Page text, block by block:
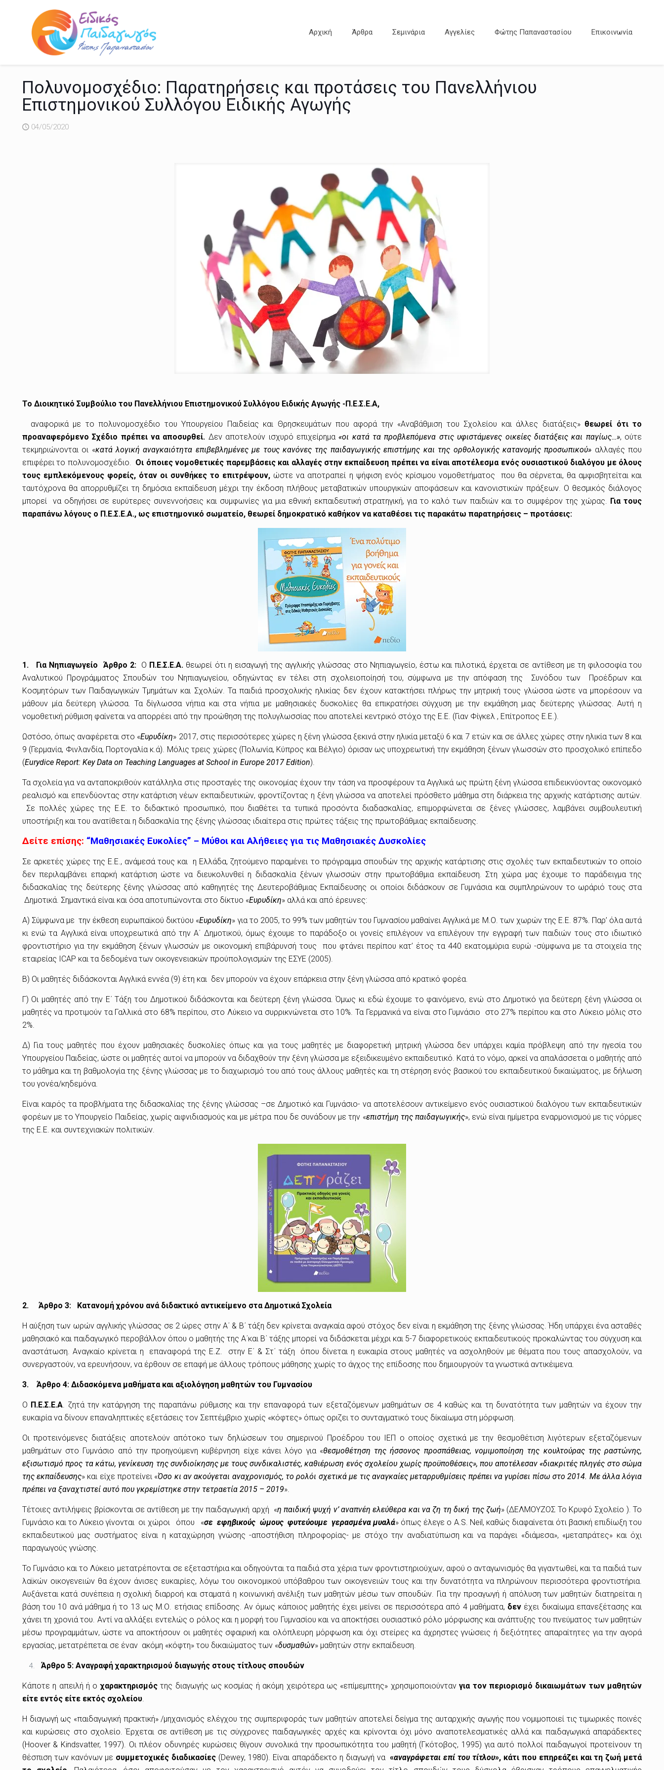
Αρχική Άρθρα Σεμινάρια Αγγελίες Φώτης Παπαναστασίου Επικοινωνία
Πολυνομοσχέδιο: Παρατηρήσεις και προτάσεις του Πανελλήνιου
Επιστημονικού Συλλόγου Ειδικής Αγωγής
04/05/2020
Το Διοικητικό Συμβούλιο του Πανελλήνιου Επιστημονικού Συλλόγου Ειδικής Αγωγής -Π.Ε.Σ.Ε.Α,
αναφορικά με το πολυνομοσχέδιο του Υπουργείου Παιδείας και Θρησκευμάτων που αφορά την «Αναβάθμιση του Σχολείου και άλλες διατάξεις» θεωρεί ότι το
προαναφερόμενο Σχέδιο πρέπει να αποσυρθεί. Δεν αποτελούν ισχυρό επιχείρημα «οι κατά τα προβλεπόμενα στις υφιστάμενες οικείες διατάξεις και παγίως…», ούτε
τεκμηριώνονται οι «κατά λογική αναγκαιότητα επιβεβλημένες με τους κανόνες της παιδαγωγικής επιστήμης και της ορθολογικής κατανομής προσωπικού» αλλαγές που
επιφέρει το πολυνομοσχέδιο. Οι όποιες νομοθετικές παρεμβάσεις και αλλαγές στην εκπαίδευση πρέπει να είναι αποτέλεσμα ενός ουσιαστικού διαλόγου με όλους
τους εμπλεκόμενους φορείς, όταν οι συνθήκες το επιτρέψουν, ώστε να αποτραπεί η ψήφιση ενός κρίσιμου νομοθετήματος που θα σέρνεται, θα αμφισβητείται και
ταυτόχρονα θα απορρυθμίζει τη δημόσια εκπαίδευση μέχρι την έκδοση πλήθους μεταβατικών υπουργικών αποφάσεων και κανονιστικών πράξεων. Ο θεσμικός διάλογος
μπορεί να οδηγήσει σε ευρύτερες συνεννοήσεις και συμφωνίες για μια εθνική εκπαιδευτική στρατηγική, για το καλό των παιδιών και το συμφέρον της χώρας. Για τους
παραπάνω λόγους ο Π.Ε.Σ.Ε.Α., ως επιστημονικό σωματείο, θεωρεί δημοκρατικό καθήκον να καταθέσει τις παρακάτω παρατηρήσεις – προτάσεις:
1. Για Νηπιαγωγείο Άρθρο 2: Ο Π.Ε.Σ.Ε.Α. θεωρεί ότι η εισαγωγή της αγγλικής γλώσσας στο Νηπιαγωγείο, έστω και πιλοτικά, έρχεται σε αντίθεση με τη φιλοσοφία του
Αναλυτικού Προγράμματος Σπουδών του Νηπιαγωγείου, οδηγώντας εν τέλει στη σχολειοποίησή του, σύμφωνα με την απόφαση της Συνόδου των Προέδρων και
Κοσμητόρων των Παιδαγωγικών Τμημάτων και Σχολών. Τα παιδιά προσχολικής ηλικίας δεν έχουν κατακτήσει πλήρως την μητρική τους γλώσσα ώστε να μπορέσουν να
μάθουν μία δεύτερη γλώσσα. Τα δίγλωσσα νήπια και στα νήπια με μαθησιακές δυσκολίες θα επικρατήσει σύγχυση με την εκμάθηση μιας δεύτερης γλώσσας. Αυτή η
νομοθετική ρύθμιση φαίνεται να απορρέει από την προώθηση της πολυγλωσσίας που αποτελεί κεντρικό στόχο της Ε.Ε. (Γιαν Φίγκελ , Επίτροπος Ε.Ε.).
Ωστόσο, όπως αναφέρεται στο «Ευρυδίκη» 2017, στις περισσότερες χώρες η ξένη γλώσσα ξεκινά στην ηλικία μεταξύ 6 και 7 ετών και σε άλλες χώρες στην ηλικία των 8 και
9 (Γερμανία, Φινλανδία, Πορτογαλία κ.ά). Μόλις τρεις χώρες (Πολωνία, Κύπρος και Βέλγιο) όρισαν ως υποχρεωτική την εκμάθηση ξένων γλωσσών στο προσχολικό επίπεδο
(Eurydice Report: Key Data on Teaching Languages at School in Europe2017 Edition).
Τα σχολεία για να ανταποκριθούν κατάλληλα στις προσταγές της οικονομίας έχουν την τάση να προσφέρουν τα Αγγλικά ως πρώτη ξένη γλώσσα επιδεικνύοντας οικονομικό
ρεαλισμό και επενδύοντας στην κατάρτιση νέων εκπαιδευτικών, φροντίζοντας η ξένη γλώσσα να αποτελεί πρόσθετο μάθημα στη διάρκεια της αρχικής κατάρτισης αυτών.
Σε πολλές χώρες της Ε.Ε. το διδακτικό προσωπικό, που διαθέτει τα τυπικά προσόντα διαδασκαλίας, επιμορφώνεται σε ξένες γλώσσες, λαμβάνει συμβουλευτική
υποστήριξη και του ανατίθεται η διδασκαλία της ξένης γλώσσας ιδιαίτερα στις πρώτες τάξεις της πρωτοβάθμιας εκπαίδευσης.
Δείτε επίσης: “Μαθησιακές Ευκολίες” – Μύθοι και Αλήθειες για τις Μαθησιακές Δυσκολίες
Σε αρκετές χώρες της Ε.Ε., ανάμεσά τους και η Ελλάδα, ζητούμενο παραμένει το πρόγραμμα σπουδών της αρχικής κατάρτισης στις σχολές των εκπαιδευτικών το οποίο
δεν περιλαμβάνει επαρκή κατάρτιση ώστε να διευκολυνθεί η διδασκαλία ξένων γλωσσών στην πρωτοβάθμια εκπαίδευση. Στη χώρα μας έχουμε το παράδειγμα της
διδασκαλίας της δεύτερης ξένης γλώσσας από καθηγητές της Δευτεροβάθμιας Εκπαίδευσης οι οποίοι διδάσκουν σε Γυμνάσια και συμπληρώνουν το ωράριό τους στα
Δημοτικά. Σημαντικά είναι και όσα αποτυπώνονται στο δίκτυο «Ευρυδίκη» αλλά και από έρευνες:
Α) Σύμφωνα με την έκθεση ευρωπαϊκού δικτύου «Ευρυδίκη» για το 2005, το 99% των μαθητών του Γυμνασίου μαθαίνει Αγγλικά με Μ.Ο. των χωρών της Ε.Ε. 87%. Παρ’ όλα αυτά
κι ενώ τα Αγγλικά είναι υποχρεωτικά από την Α΄ Δημοτικού, όμως έχουμε το παράδοξο οι γονείς επιλέγουν να επιλέγουν την εγγραφή των παιδιών τους στο ιδιωτικό
φροντιστήριο για την εκμάθηση ξένων γλωσσών με οικονομική επιβάρυνσή τους που φτάνει περίπου κατ’ έτος τα 440 εκατομμύρια ευρώ -σύμφωνα με τα στοιχεία της
εταιρείας ICAP και τα δεδομένα των οικογενειακών προύπολογισμών της ΕΣΥΕ (2005).
Β) Οι μαθητές διδάσκονται Αγγλικά εννέα (9) έτη και δεν μπορούν να έχουν επάρκεια στην ξένη γλώσσα από κρατικό φορέα.
Γ) Οι μαθητές από την Ε΄ Τάξη του Δημοτικού διδάσκονται και δεύτερη ξένη γλώσσα. Όμως κι εδώ έχουμε το φαινόμενο, ενώ στο Δημοτικό για δεύτερη ξένη γλώσσα οι
μαθητές να προτιμούν τα Γαλλικά στο 68% περίπου, στο Λύκειο να συρρικνώνεται στο 10%. Τα Γερμανικά να είναι στο Γυμνάσιο στο 27% περίπου και στο Λύκειο μόλις στο
2%.
Δ) Για τους μαθητές που έχουν μαθησιακές δυσκολίες όπως και για τους μαθητές με διαφορετική μητρική γλώσσα δεν υπάρχει καμία πρόβλεψη από την ηγεσία του
Υπουργείου Παιδείας, ώστε οι μαθητές αυτοί να μπορούν να διδαχθούν την ξένη γλώσσα με εξειδικευμένο εκπαιδευτικό. Κατά το νόμο, αρκεί να απαλάσσεται ο μαθητής από
το μάθημα και τη βαθμολογία της ξένης γλώσσας με το διαχωρισμό του από τους άλλους μαθητές και τη στέρηση ενός βασικού του εκπαιδευτικού δικαιώματος, με δήλωση
του γονέα/κηδεμόνα.
Είναι καιρός τα προβλήματα της διδασκαλίας της ξένης γλώσσας –σε Δημοτικό και Γυμνάσιο- να αποτελέσουν αντικείμενο ενός ουσιαστικού διαλόγου των εκπαιδευτικών
φορέων με το Υπουργείο Παιδείας, χωρίς αιφνιδιασμούς και με μέτρα που δε συνάδουν με την «επιστήμη της παιδαγωγικής», ενώ είναι ημίμετρα εναρμονισμού με τις νόρμες
της Ε.Ε. και συντεχνιακών πολιτικών.
2. Άρθρο 3: Κατανομή χρόνου ανά διδακτικό αντικείμενο στα Δημοτικά Σχολεία
Η αύξηση των ωρών αγγλικής γλώσσας σε 2 ώρες στην Α΄ & Β΄ τάξη δεν κρίνεται αναγκαία αφού στόχος δεν είναι η εκμάθηση της ξένης γλώσσας. Ήδη υπάρχει ένα ασταθές
μαθησιακό και παιδαγωγικό περοβάλλον όπου ο μαθητής της Α΄και Β΄ τάξης μπορεί να διδάσκεται μέχρι και 5-7 διαφορετικούς εκπαιδευτικούς προκαλώντας του σύγχυση και
αναστάτωση. Αναγκαίο κρίνεται η επαναφορά της Ε.Ζ. στην Ε΄ & Στ΄ τάξη όπου δίνεται η ευκαιρία στους μαθητές να ασχοληθούν με θέματα που τους απασχολούν, να
συνεργαστούν, να ερευνήσουν, να έρθουν σε επαφή με άλλους τρόπους μάθησης χωρίς το άγχος της επίδοσης που δημιουργούν τα γνωστικά αντικέιμενα.
3. Άρθρο 4:Διδασκόμενα μαθήματα και αξιολόγηση μαθητών του Γυμνασίου
Ο Π.Ε.Σ.Ε.Α. ζητά την κατάργηση της παραπάνω ρύθμισης και την επαναφορά των εξεταζόμενων μαθημάτων σε 4 καθώς και τη δυνατότητα των μαθητών να έχουν την
ευκαιρία να δίνουν επαναληπτικές εξετάσεις τον Σεπτέμβριο χωρίς «κόφτες» όπως οριζει το συνταγματικό τους δίκαίωμα στη μόρφωση.
Οι προτεινόμενες διατάξεις αποτελούν απότοκο των δηλώσεων του σημερινού Προέδρου του ΙΕΠ ο οποίος σχετικά με την θεσμοθέτιση λιγότερων εξεταζόμενων
μαθημάτων στο Γυμνάσιο από την προηγούμενη κυβέρνηση είχε κάνει λόγο για «θεσμοθέτηση της ήσσονος προσπάθειας, νομιμοποίηση της κουλτούρας της ραστώνης,
εξισωτισμό προς τα κάτω, γενίκευση της συνδιοίκησης με τους συνδικαλιστές, καθιέρωση ενός σχολείου χωρίς προϋποθέσεις», που αποτέλεσαν «διακριτές πληγές στο σώμα
της εκπαίδευσης» και είχε προτείνει «Όσο κι αν ακούγεται αναχρονισμός, το ρολόι σχετικά με τις αναγκαίες μεταρρυθμίσεις πρέπει να γυρίσει πίσω στο 2014. Με άλλα λόγια
πρέπει να ξαναχτιστεί αυτό που γκρεμίστηκε στην τετραετία 2015 – 2019».
Τέτοιες αντιλήψεις βρίσκονται σε αντίθεση με την παιδαγωγική αρχή «η παιδική ψυχή ν’ αναπνέη ελεύθερα και να ζη τη δική της ζωή» (ΔΕΛΜΟΥΖΟΣ Το Κρυφό Σχολείο ). Το
Γυμνάσιο και το Λύκειο γίνονται οι χώροι όπου «σε εφηβικούς ώµους φυτεύουμεγερασµένα µυαλά» όπως έλεγε ο A.S. Neil, καθώς διαφαίνεται ότι βασική επιδίωξη του
εκπαιδευτικού µας συστήµατος είναι η καταχώρηση γνώσης -αποστήθιση πληροφορίας- µε στόχο την αναδιατύπωση και να παράγει «διάµεσα», «µεταπράτες» και όχι
παραγωγούς γνώσης.
Το Γυμνάσιο και το Λύκειο μετατρέπονται σε εξεταστήρια και οδηγούνται τα παιδιά στα χέρια των φροντιστηριούχων, αφού ο ανταγωνισμός θα γιγαντωθεί, και τα παιδιά των
λαϊκών οικογενειών θα έχουν άνισες ευκαιρίες, λόγω του οικονομικού υπόβαθρου των οικογενειών τους και την δυνατότητα να πληρώνουν περισσότερα φροντιστήρια.
Αυξάνεται κατά συνέπεια η σχολική διαρροή και σταματά η κοινωνική ανέλιξη των μαθητών μέσω των σπουδών. Για την προαγωγή ή απόλυση των μαθητών διατηρείται η
βάση του 10 ανά μάθημα ή το 13 ως Μ.Ο. ετήσιας επίδοσης. Αν όμως κάποιος μαθητής έχει μείνει σε περισσότερα από 4 μαθήματα, δεν έχει δικαίωμα επανεξέτασης και
χάνει τη χρονιά του. Αντί να αλλάξει εντελώς ο ρόλος και η μορφή του Γυμνασίου και να αποκτήσει ουσιαστικό ρόλο μόρφωσης και ανάπτυξης του πνεύματος των μαθητών
μέσω προγραμμάτων, ώστε να αποκτήσουν οι μαθητές σφαιρική και ολόπλευρη μόρφωση και όχι στείρες κα άχρηστες γνώσεις ή δεξιότητες απαραίτητες για την αγορά
εργασίας, μετατρέπεται σε έναν ακόμη «κόφτη» του δικαιώματος των «δυσμαθών» μαθητών στην εκπαίδευση.
Άρθρο 5: Αναγραφή χαρακτηρισμού διαγωγής στους τίτλους σπουδών
Κάποτε η απειλή ή οχαρακτηρισμόςτης διαγωγής ως κοσμίας ή ακόμη χειρότερα ως «επίμεμπτης» χρησιμοποιούντανγια τον περιορισμό δικαιωμάτων των μαθητών
είτε εντός είτε εκτός σχολείου.
Η διαγωγή ως «παιδαγωγική πρακτική» /μηχανισμός ελέγχου της συμπεριφοράς των μαθητών αποτελεί δείγμα της αυταρχικής αγωγής που νομιμοποιεί τις τιμωρικές ποινές
και κυρώσεις στο σχολείο. Έρχεται σε αντίθεση με τις σύγχρονες παιδαγωγικές αρχές και κρίνονται όχι μόνο αναποτελεσματικές αλλά και παιδαγωγικά απαράδεκτες
(Hoover & Kindsvatter, 1997). Οι πλέον οδυνηρές κυρώσεις θίγουν συνολικά την προσωπικότητα του μαθητή (Γκότοβος, 1995) για αυτό πολλοί παιδαγωγοί προτείνουν τη
θέσπιση των κανόνων με συμμετοχικές διαδικασίες (Dewey, 1980). Είναι απαράδεκτο η διαγωγή να «αναγράφεται επί του τίτλου», κάτι που επηρεάζει και τη ζωή μετά